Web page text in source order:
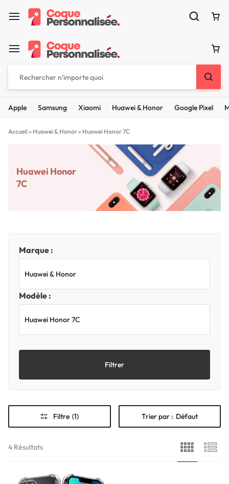
Apple Samsung Xiaomi Huawei & Honor Google Pixel
Accueil » Huawei & Honor» Huawei Honor 7C
Huawei Honor
7C
Marque :
Modèle :
Filtrer
Filtre (1) Trier par : Défaut
4 Résultats